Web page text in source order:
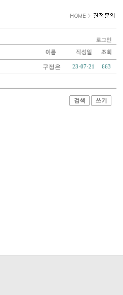
구정은 23·07·21 663